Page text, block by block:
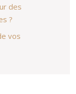
des
?
vos